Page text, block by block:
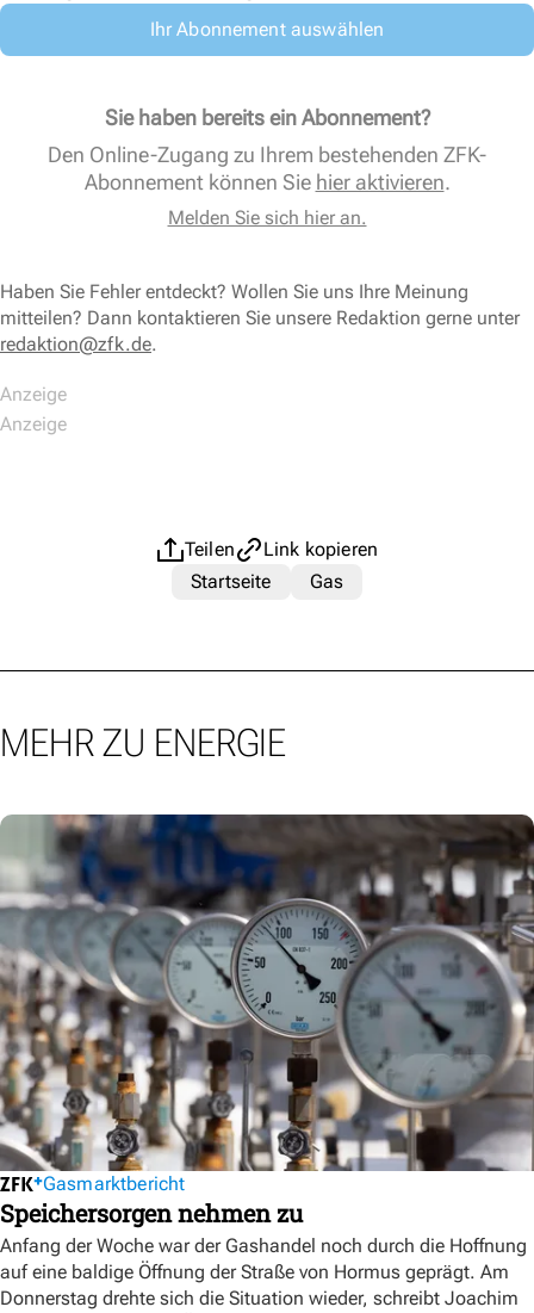
Ihr Abonnement auswählen
Sie haben bereits ein Abonnement?
Den Online-Zugang zu Ihrem bestehenden ZFK-
Abonnement können Sie hier aktivieren.
Melden Sie sich hier an.
Haben Sie Fehler entdeckt? Wollen Sie uns Ihre Meinung
mitteilen? Dann kontaktieren Sie unsere Redaktion gerne unter
redaktion@zfk.de.
Teilen
Link kopieren
Startseite
Gas
MEHR ZU ENERGIE
Gasmarktbericht
Speichersorgen nehmen zu
Anfang der Woche war der Gashandel noch durch die Hoffnung
auf eine baldige Öffnung der Straße von Hormus geprägt. Am
Donnerstag drehte sich die Situation wieder, schreibt Joachim